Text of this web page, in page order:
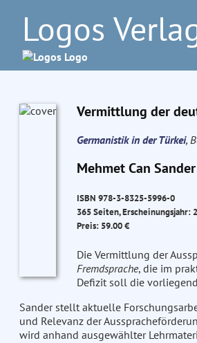
Logos
Vermittlung der
Germanistik in der Türkei,
Mehmet Can Sander
ISBN 978-3-8325-5996-0
365 Seiten, Erscheinungsjahr:
Preis: 59.00 €
Die Vermittlung der
Fremdsprache, die im
Defizit soll die
Sander stellt aktuelle
und Relevanz der
wird anhand ausgewählter